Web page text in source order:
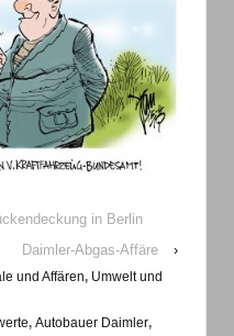
in Berlin
Daimler-Abgas-Affäre
›
und Affären, Umwelt und
, Autobauer Daimler,